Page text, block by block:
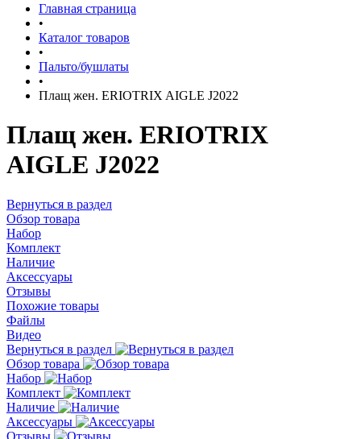
Главная страница
•
Каталог товаров
•
Пальто/бушлаты
•
Плащ жен. ERIOTRIX AIGLE J2022
Плащ жен. ERIOTRIX
AIGLE J2022
Вернуться в раздел
Обзор товара
Набор
Комплект
Наличие
Аксессуары
Отзывы
Похожие товары
Файлы
Видео
Вернуться в раздел
Обзор товара
Набор
Комплект
Наличие
Аксессуары
Отзывы